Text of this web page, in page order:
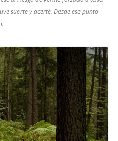
suerte y acerté. Desde ese punto